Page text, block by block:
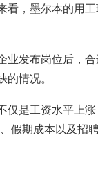
看，墨尔本的用
业发布岗位后，
情况。
仅是工资水平上
假期成本以及招